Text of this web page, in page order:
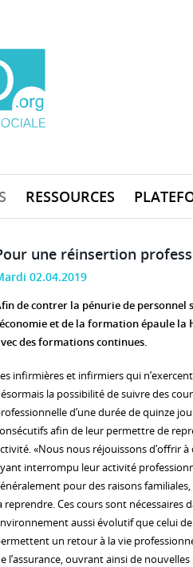
RESSOURCES
une réinsertion
02.04.2019
de contrer la pénurie de personnel
et de la formation épaule la
des formations continues.
infirmières et infirmiers qui
la possibilité de suivre des
d’une durée de quinze
afin de leur permettre de
«Nous nous réjouissons d’offrir à
interrompu leur activité
pour des raisons
reprendre. Ces cours sont nécessaires
aussi évolutif que celui de
un retour à la vie
l’assurance, ouvrant ainsi de